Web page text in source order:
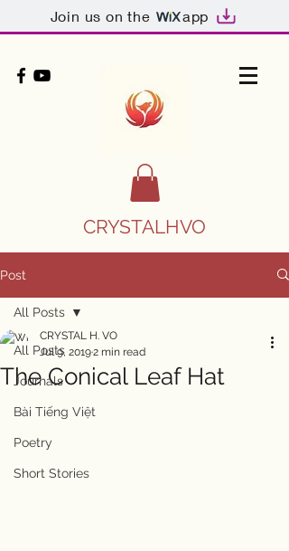
Join us on the app
CRYSTALHVO
Post
All Posts
Journals
Bài Tiếng Việt
Poetry
Short Stories
All Posts
The Conical Leaf Hat
CRYSTAL H. VO
Jul 9, 20192 min read